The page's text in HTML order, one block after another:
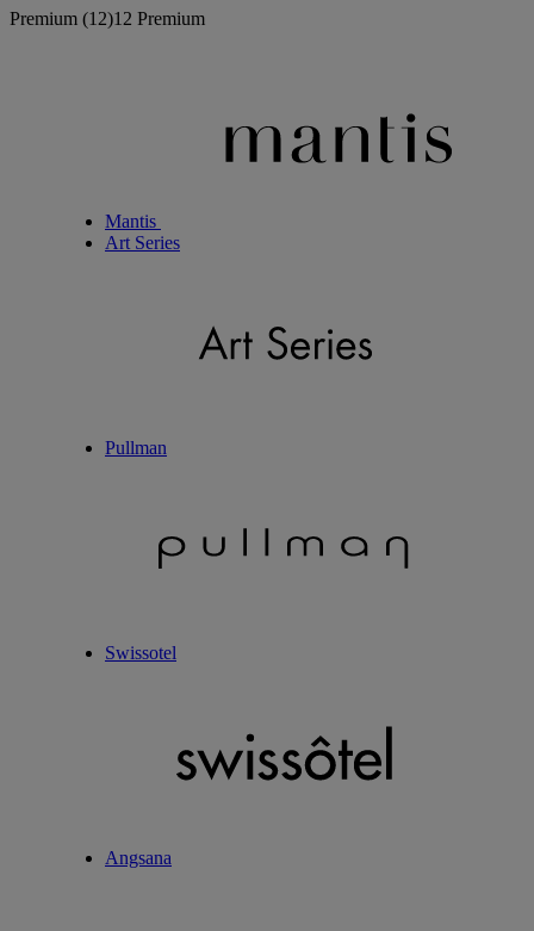
Premium (12)12 Premium
Mantis
Art Series
Pullman
Swissotel
Angsana